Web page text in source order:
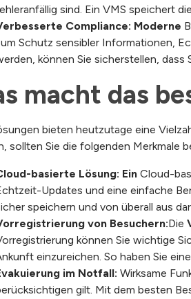
sind. Ein VMS speichert
Compliance: Moderne
Schutz sensibler Informationen,
können Sie sicherstellen,
macht das
bieten heutzutage eine
sollten Sie die folgenden Merkmale
basierte Lösung: Ein Cloud-
Updates und eine einfache
speichern und von überall aus
von Besuchern:Die
können Sie wichtige
einzureichen. So haben Sie
im Notfall: Wirksame
gilt. Mit dem besten